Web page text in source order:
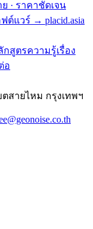
· ราคาชัดเจน
ต์แวร์ → placid.asia
กสูตรความรู้เรื่อง
อ
ตสายไหม กรุงเทพฯ